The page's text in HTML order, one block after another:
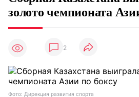
золото чемпионата
2
Фото: Дирекция развития спорта